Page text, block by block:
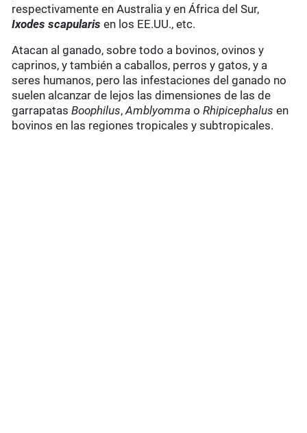
respectivamente en Australia y en África del Sur,
Ixodes scapularis en los EE.UU., etc.
Atacan al ganado, sobre todo a bovinos, ovinos y
caprinos, y también a caballos, perros y gatos, y a
seres humanos, pero las infestaciones del ganado no
suelen alcanzar de lejos las dimensiones de las de
garrapatasBoophilus,Amblyomma oRhipicephalus en
bovinos en las regiones tropicales y subtropicales.